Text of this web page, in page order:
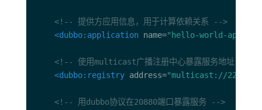
<!-- 提供方应用信息，用于计算依赖关系 -->
<dubbo:application name="hello-world-app"
<!-- 使用multicast广播注册中心暴露服务地址 -->
<dubbo:registry address="multicast://
<!-- 用dubbo协议在20880端口暴露服务 -->